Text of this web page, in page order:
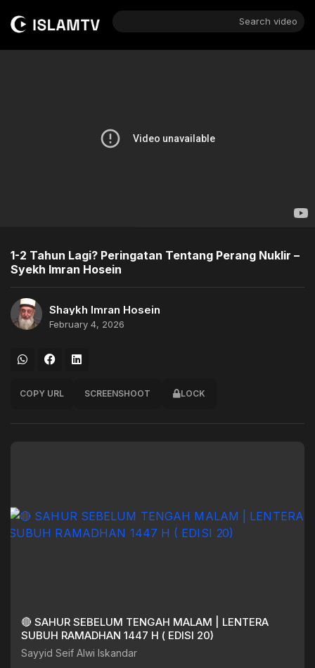
Search video
1-2 Tahun Lagi? Peringatan Tentang Perang Nuklir –
Syekh Imran Hosein
Shaykh Imran Hosein
February 4, 2026
COPY URL SCREENSHOOT LOCK
🔴 SAHUR SEBELUM TENGAH MALAM | LENTERA
SUBUH RAMADHAN 1447 H ( EDISI 20)
Sayyid Seif Alwi Iskandar